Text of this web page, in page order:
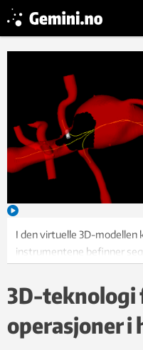
I den virtuelle 3D-modellen
instrumentene befinner
3D-teknologi
operasjoner i